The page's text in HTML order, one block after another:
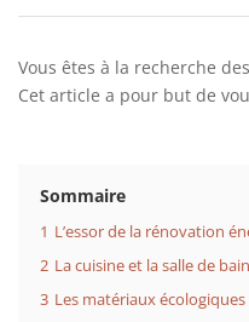
Vous êtes à la recherche
Cet article a pour but de
Sommaire
1 L’essor de la rénovation
2 La cuisine et la salle de
3 Les matériaux